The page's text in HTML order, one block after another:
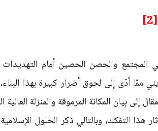
في المجتمع والحصن الحصين أمام
ممّا أدّى إلى لحوق أضرار كبيرة بهذا
بيان المكانة المرموقة والمنزلة العالية
هذا التفكك، وبالتالي ذكر الحلول